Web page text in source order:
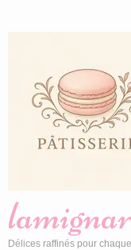
(Pressez
Entrée)
Délices raffinés pour